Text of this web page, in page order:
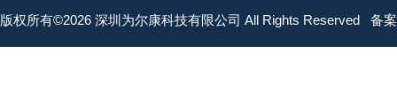
版权所有©2026 深圳为尔康科技有限公司 All Rights Reserved 备